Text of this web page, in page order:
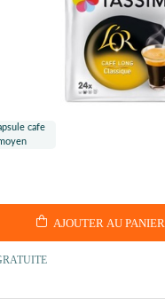
AJOUTER AU PANIER